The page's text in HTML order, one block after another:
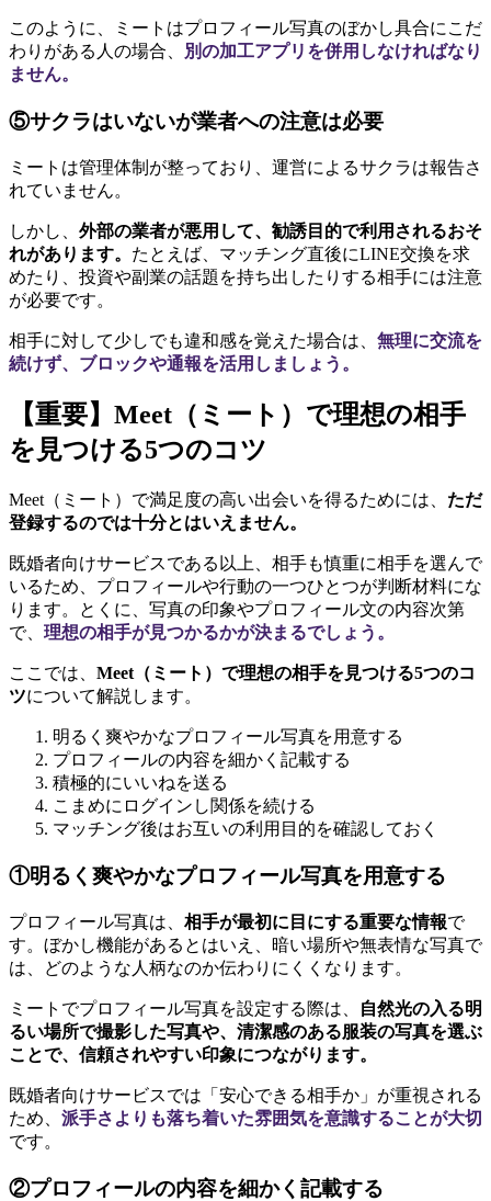
このように、ミートはプロフィール写真のぼかし具合にこだ
わりがある人の場合、
別の加工アプリを併用しなければなり
ません。
⑤サクラはいないが業者への注意は必要
ミートは管理体制が整っており、運営によるサクラは報告さ
れていません。
しかし、 外部の業者が悪用して、勧誘目的で利用されるおそ
れがあります。 たとえば、マッチング直後にLINE交換を求
めたり、投資や副業の話題を持ち出したりする相手には注意
が必要です。
相手に対して少しでも違和感を覚えた場合は、 無理に交流を
続けず、ブロックや通報を活用しましょう。
【重要】Meet（ミート）で理想の相手
を見つける5つのコツ
Meet（ミート）で満足度の高い出会いを得るためには、 ただ
登録するのでは十分とはいえません。
既婚者向けサービスである以上、相手も慎重に相手を選んで
いるため、プロフィールや行動の一つひとつが判断材料にな
ります。とくに、写真の印象やプロフィール文の内容次第
で、 理想の相手が見つかるかが決まるでしょう。
ここでは、 Meet（ミート）で理想の相手を見つける5つのコ
ツについて解説します。
明るく爽やかなプロフィール写真を用意する
プロフィールの内容を細かく記載する
積極的にいいねを送る
こまめにログインし関係を続ける
マッチング後はお互いの利用目的を確認しておく
①明るく爽やかなプロフィール写真を用意する
プロフィール写真は、 相手が最初に目にする重要な情報で
す。ぼかし機能があるとはいえ、暗い場所や無表情な写真で
は、どのような人柄なのか伝わりにくくなります。
ミートでプロフィール写真を設定する際は、
自然光の入る明
るい場所で撮影した写真や、清潔感のある服装の写真を選ぶ
ことで、信頼されやすい印象につながります。
既婚者向けサービスでは「安心できる相手か」が重視される
ため、 派手さよりも落ち着いた雰囲気を意識することが大切
です。
②プロフィールの内容を細かく記載する